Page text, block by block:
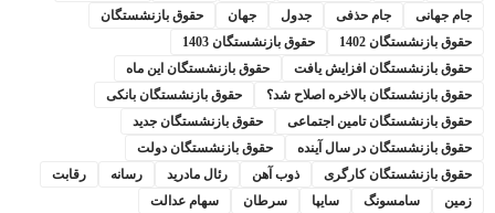
جام جهانی
جام حذفی جدول جهان
حقوق بازنشستگان
حقوق بازنشستگان 1402
حقوق بازنشستگان 1403
حقوق بازنشستگان افزایش یافت
حقوق بازنشستگان این ماه
حقوق بازنشستگان بالاخره اصلاح شد؟
حقوق بازنشستگان بانکی
حقوق بازنشستگان تامین اجتماعی
حقوق بازنشستگان جدید
حقوق بازنشستگان در سال آینده
حقوق بازنشستگان دولت
حقوق بازنشستگان کارگری
ذوب آهن رئال مادرید رسانه
رقابت
زمین
سامسونگ سایپا سرطان
سهام عدالت